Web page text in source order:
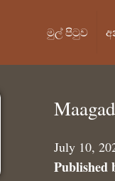
මුල් පි‍ටුව
July 10,
Published